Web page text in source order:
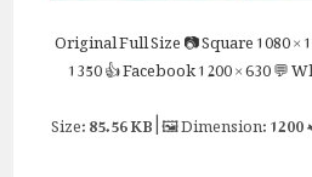
Full Size📷 Square1080 ×
1350👍 Facebook1200 × 630💬
85.56 KB| 🖼 Dimension:1200